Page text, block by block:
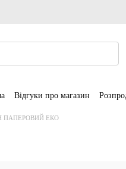
Відгуки про магазин
ПАПЕРОВИЙ ЕКО